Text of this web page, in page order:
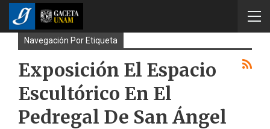
Navegación Por Etiqueta
Exposición El Espacio
Escultórico En El
Pedregal De San Ángel